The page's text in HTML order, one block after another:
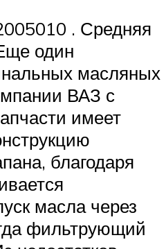
. Средняя
один
масляных
ВАЗ с
имеет
благодаря
масла через
фильтрующий